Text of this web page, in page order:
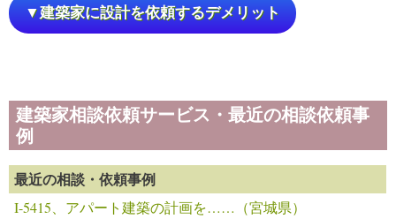
▼建築家に設計を依頼するデメリット
建築家相談依頼サービス・最近の相談依頼事
例
最近の相談・依頼事例
I-5415、アパート建築の計画を……（宮城県）